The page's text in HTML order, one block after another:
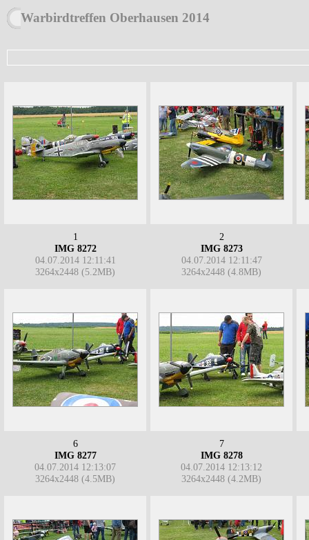
Warbirdtreffen Oberhausen 2014
1
IMG 8272
04.07.2014 12:11:41
3264x2448 (5.2MB)
2
IMG 8273
04.07.2014 12:11:47
3264x2448 (4.8MB)
6
IMG 8277
04.07.2014 12:13:07
3264x2448 (4.5MB)
7
IMG 8278
04.07.2014 12:13:12
3264x2448 (4.2MB)